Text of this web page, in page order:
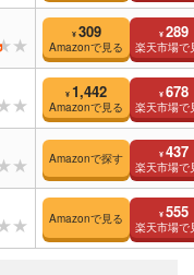
¥ 309
Amazonで見る
¥ 289
楽天市場で
¥ 1,442
Amazonで見る
¥ 678
楽天市場で
Amazonで探す ¥ 437
楽天市場で
Amazonで見る ¥ 555
楽天市場で